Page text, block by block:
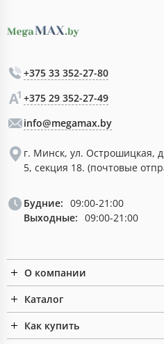
+375 33 352-27-80
+375 29 352-27-49
info@megamax.by
г. Минск, ул. Острошицкая,
5, секция 18. (почтовые
Будние: 09:00-21:00
Выходные: 09:00-21:00
О компании
Каталог
Как купить